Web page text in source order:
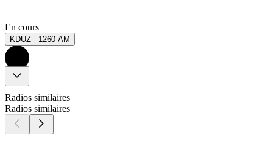
En cours
KDUZ - 1260 AM
Radios similaires
Radios similaires